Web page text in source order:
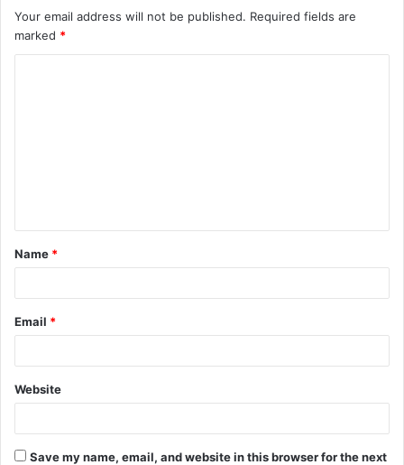
Your email address will not be published. Required fields are
marked *
Name *
Email *
Website
Save my name, email, and website in this browser for the next